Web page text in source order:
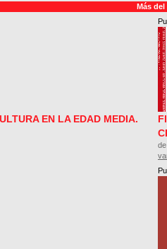
Más del
EN LA EDAD MEDIA.